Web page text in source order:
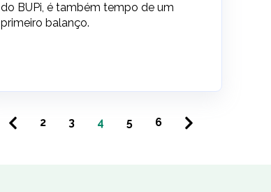
do BUPi, é também tempo de um
primeiro balanço.
2 3 4 5 6